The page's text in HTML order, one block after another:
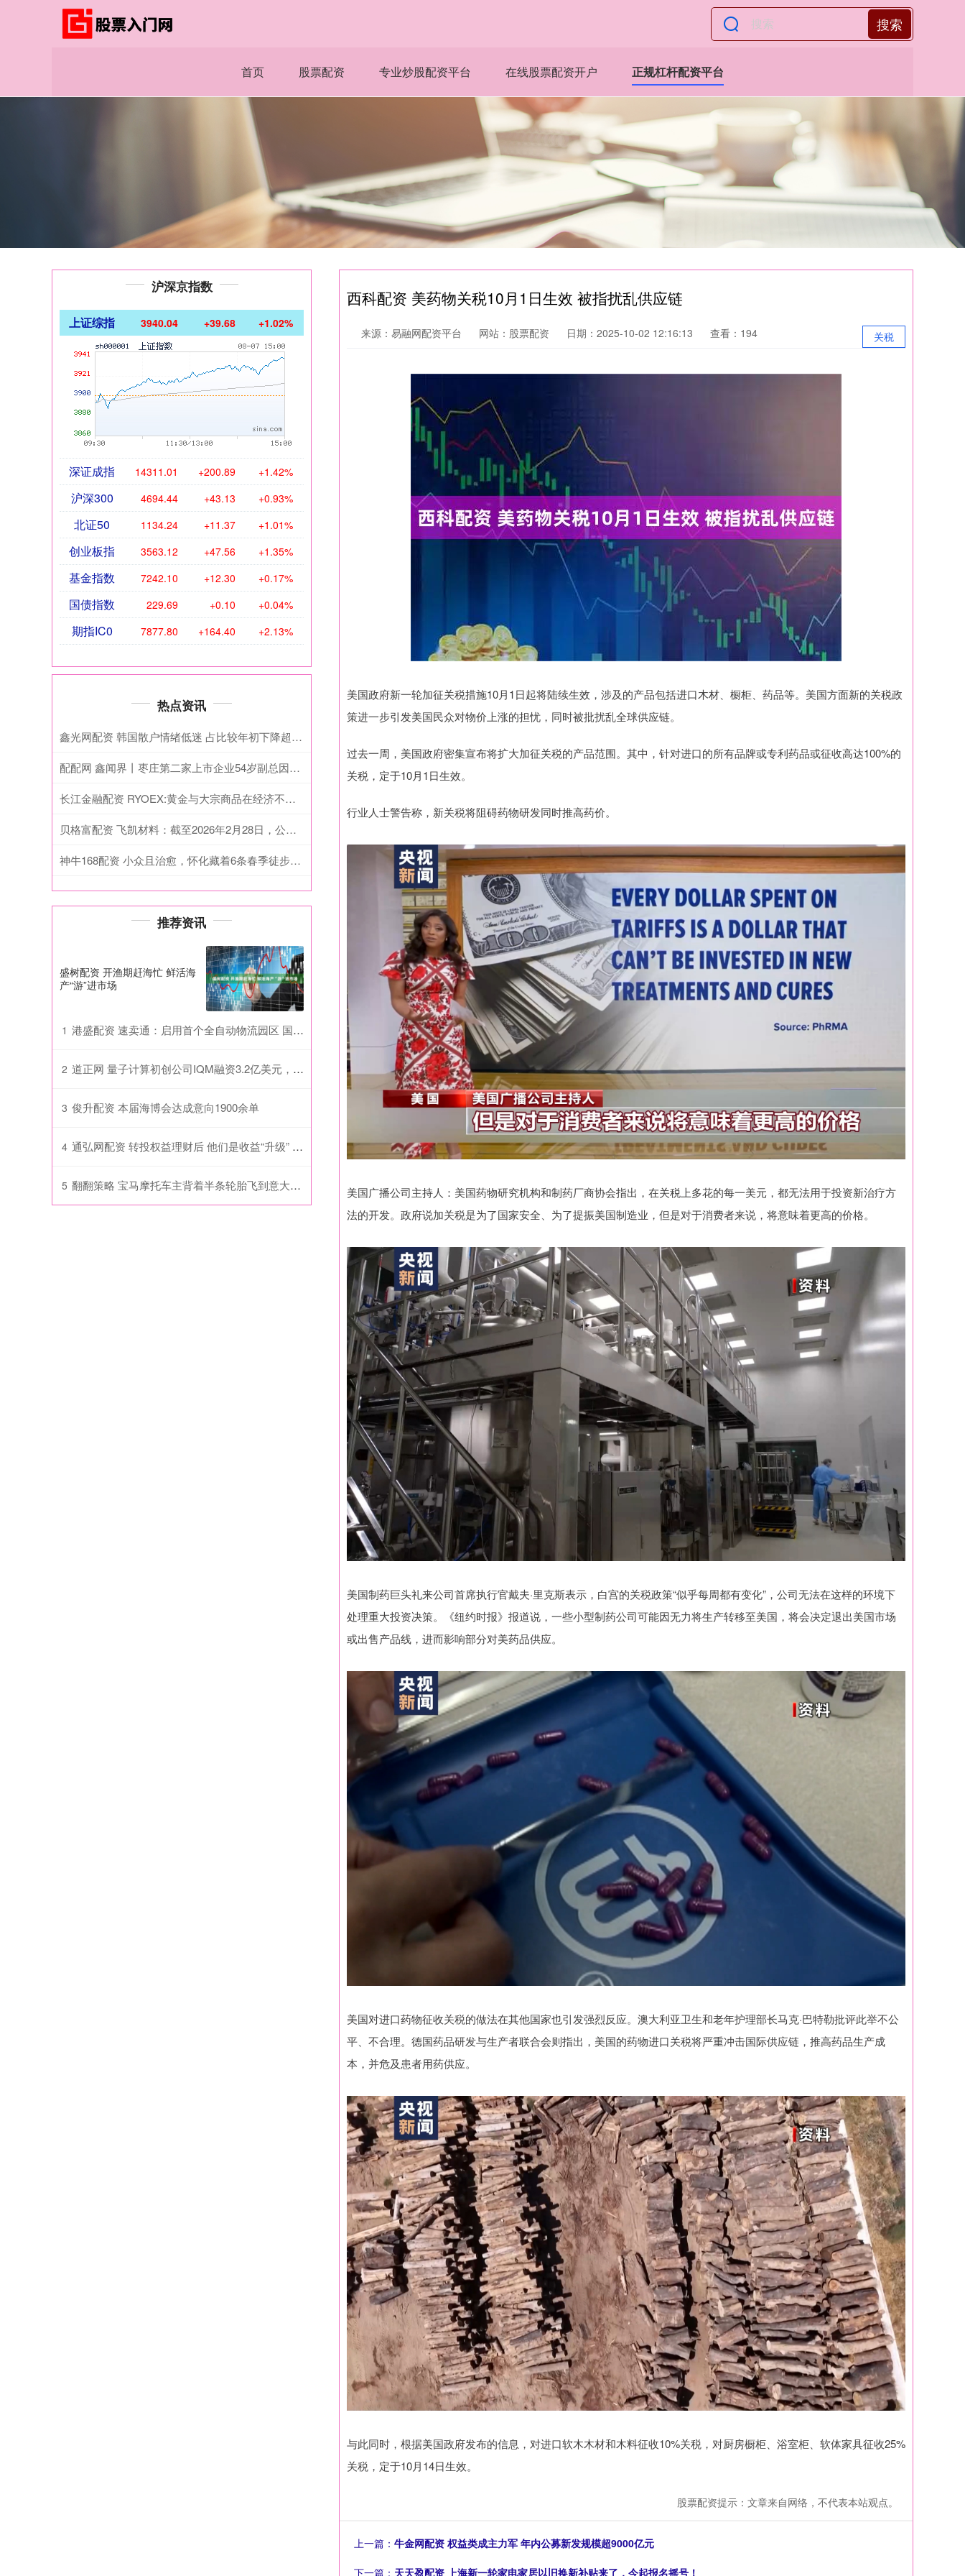
搜索
首页 股票配资 专业炒股配资平台 在线股票配资开户 正规杠杆配资平台
西科配资 美药物关税10月1日生效 被指扰乱供应链
关税
来源：易融网配资平台 网站：股票配资 日期：2025-10-02 12:16:13 查看：194
美国政府新一轮加征关税措施10月1日起将陆续生效，涉及的产品包括进口木材、橱柜、药品等。美国方面新的关税政
策进一步引发美国民众对物价上涨的担忧，同时被批扰乱全球供应链。
过去一周，美国政府密集宣布将扩大加征关税的产品范围。其中，针对进口的所有品牌或专利药品或征收高达100%的
关税，定于10月1日生效。
行业人士警告称，新关税将阻碍药物研发同时推高药价。
美国广播公司主持人：美国药物研究机构和制药厂商协会指出，在关税上多花的每一美元，都无法用于投资新治疗方
法的开发。政府说加关税是为了国家安全、为了提振美国制造业，但是对于消费者来说，将意味着更高的价格。
美国制药巨头礼来公司首席执行官戴夫·里克斯表示，白宫的关税政策“似乎每周都有变化”，公司无法在这样的环境下
处理重大投资决策。《纽约时报》报道说，一些小型制药公司可能因无力将生产转移至美国，将会决定退出美国市场
或出售产品线，进而影响部分对美药品供应。
美国对进口药物征收关税的做法在其他国家也引发强烈反应。澳大利亚卫生和老年护理部长马克·巴特勒批评此举不公
平、不合理。德国药品研发与生产者联合会则指出，美国的药物进口关税将严重冲击国际供应链，推高药品生产成
本，并危及患者用药供应。
与此同时，根据美国政府发布的信息，对进口软木木材和木料征收10%关税，对厨房橱柜、浴室柜、软体家具征收25%
关税，定于10月14日生效。
股票配资提示：文章来自网络，不代表本站观点。
上一篇： 牛金网配资 权益类成主力军 年内公募新发规模超9000亿元
下一篇： 天天盈配资 上海新一轮家电家居以旧换新补贴来了，今起报名摇号！
沪深京指数
上证综指 3940.04 +39.68 +1.02%
深证成指 14311.01 +200.89 +1.42%
沪深300 4694.44 +43.13 +0.93%
北证50 1134.24 +11.37 +1.01%
创业板指 3563.12 +47.56 +1.35%
基金指数 7242.10 +12.30 +0.17%
国债指数 229.69 +0.10 +0.04%
期指IC0 7877.80 +164.40 +2.13%
热点资讯
鑫光网配资 韩国散户情绪低迷 占比较年初下降超16个百分点
配配网 鑫闻界丨枣庄第二家上市企业54岁副总因子女教育搬家异地而辞职
长江金融配资 RYOEX:黄金与大宗商品在经济不确定中的价值
贝格富配资 飞凯材料：截至2026年2月28日，公司为子公司提供的实际担保余额为人民币73372万元
神牛168配资 小众且治愈，怀化藏着6条春季徒步路线
推荐资讯
盛树配资 开渔期赶海忙 鲜活海
产“游”进市场
1 港盛配资 速卖通：启用首个全自动物流园区 国内段提速6小时
2 道正网 量子计算初创公司IQM融资3.2亿美元，投资者纷纷涌入该领域
3 俊升配资 本届海博会达成意向1900余单
4 通弘网配资 转投权益理财后 他们是收益“升级” ，还是白忙一场？
5 翻翻策略 宝马摩托车主背着半条轮胎飞到意大利维权：我只要一个公平